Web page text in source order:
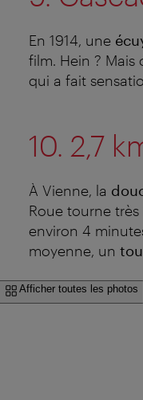
En 1914, une
film. Hein ? Mais
qui a fait
10. 2,7
À Vienne, la
Roue tourne
environ 4
moyenne, un
Afficher toutes les photos